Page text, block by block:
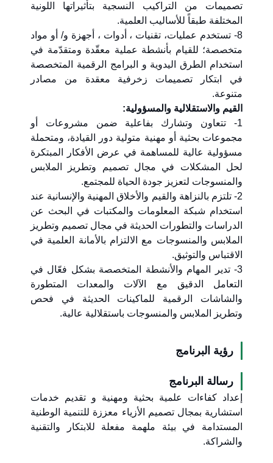
تصميمات من التراكيب النسجية بتأثيراتها اللونية
المختلفة طبقاً للأساليب العلمية.
8- تستخدم عمليات، تقنيات ، أدوات ، أجهزة و/ أو مواد
متخصصة؛ للقيام بأنشطة عملية معقّدة ومتقدّمة في
استخدام الطرق اليدوية و البرامج الرقمية المتخصصة
في ابتكار تصميمات زخرفية معقدة من مصادر
متنوعة.
القيم والاستقلالية والمسؤولية:
1- تتعاون وتشارك بفاعلية ضمن مشروعات أو
مجموعات بحثية أو مهنية متولية دور القيادة، ومتحملة
مسؤولية عالية للمساهمة في عرض الأفكار المبتكرة
لحل المشكلات في مجال تصميم وتطريز الملابس
والمنسوجات لتعزيز جودة الحياة للمجتمع.
2- تلتزم بالنزاهة والقيم والأخلاق المهنية والإنسانية عند
استخدام شبكة المعلومات والمكتبات في البحث عن
الدراسات والتطورات الحديثة في مجال تصميم وتطريز
الملابس والمنسوجات مع الالتزام بالأمانة العلمية في
الاقتباس والتوثيق.
3- تدير المهام والأنشطة المتخصصة بشكل فعّال في
التعامل الدقيق مع الآلات والمعدات المتطورة
والشاشات الرقمية للماكينات الحديثة في فحص
وتطريز الملابس والمنسوجات باستقلالية عالية.
رؤية البرنامج
رسالة البرنامج
إعداد كفاءات علمية بحثية ومهنية و تقديم خدمات
استشارية بمجال تصميم الأزياء معززة للتنمية الوطنية
المستدامة في بيئة ملهمة مفعلة للابتكار والتقنية
والشراكة.